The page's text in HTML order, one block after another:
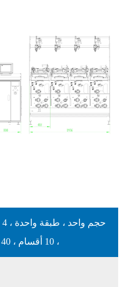
، 10 أقسام ، 40 مغزل / مجموعة